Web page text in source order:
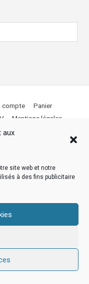
aux
site web et notre
à des fins publicitaire
compte
Panier
Mentions légales